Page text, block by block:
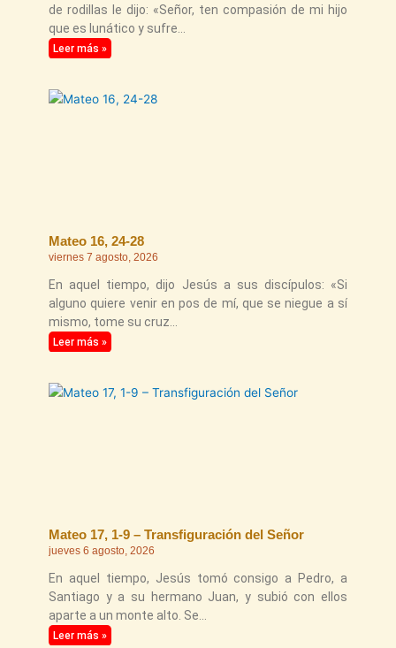
de rodillas le dijo: «Señor, ten compasión de mi hijo
que es lunático y sufre
Leer más »
Mateo 16, 24-28
viernes 7 agosto, 2026
En aquel tiempo, dijo Jesús a sus discípulos: «Si
alguno quiere venir en pos de mí, que se niegue a sí
mismo, tome su cruz
Leer más »
Mateo 17, 1-9 – Transfiguración del Señor
jueves 6 agosto, 2026
En aquel tiempo, Jesús tomó consigo a Pedro, a
Santiago y a su hermano Juan, y subió con ellos
aparte a un monte alto. Se
Leer más »